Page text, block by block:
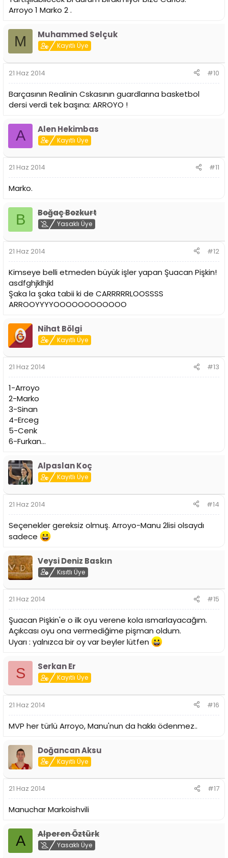
Arroyo 1 Marko 2 .
M Muhammed Selçuk
Kayıtlı Üye
21 Haz 2014 #10
Barçasının Realinin Cskasının guardlarına basketbol
dersi verdi tek başına: ARROYO !
A Alen Hekimbas
Kayıtlı Üye
21 Haz 2014 #11
Marko.
B Boğaç Bozkurt
Yasaklı Üye
21 Haz 2014 #12
Kimseye belli etmeden büyük işler yapan Şuacan Pişkin!
asdfghjklhjkl
Şaka la şaka tabii ki de CARRRRRLOOSSSS
ARROOYYYYOOOOOOOOOOOO
Nihat Bölgi
Kayıtlı Üye
21 Haz 2014 #13
1-Arroyo
2-Marko
3-Sinan
4-Erceg
5-Cenk
6-Furkan...
Alpaslan Koç
Kayıtlı Üye
21 Haz 2014 #14
Seçenekler gereksiz olmuş. Arroyo-Manu 2lisi olsaydı
sadece
Veysi Deniz Baskın
Kısıtlı Üye
21 Haz 2014 #15
Şuacan Pişkin'e o ilk oyu verene kola ısmarlayacağım.
Açıkcası oyu ona vermediğime pişman oldum.
Uyarı : yalnızca bir oy var beyler lütfen
S Serkan Er
Kayıtlı Üye
21 Haz 2014 #16
MVP her türlü Arroyo, Manu'nun da hakkı ödenmez..
Doğancan Aksu
Kayıtlı Üye
21 Haz 2014 #17
Manuchar Markoishvili
A Alperen Öztürk
Yasaklı Üye